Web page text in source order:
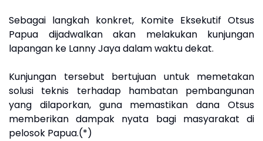
Sebagai langkah konkret, Komite Eksekutif Otsus
Papua dijadwalkan akan melakukan kunjungan
lapangan ke Lanny Jaya dalam waktu dekat.
Kunjungan tersebut bertujuan untuk memetakan
solusi teknis terhadap hambatan pembangunan
yang dilaporkan, guna memastikan dana Otsus
memberikan dampak nyata bagi masyarakat di
pelosok Papua.(*)